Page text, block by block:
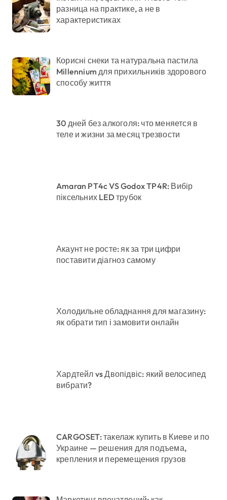
разница на практике, а не в
характеристиках
Корисні снеки та натуральна пастила
Millennium для прихильників здорового
способу життя
30 дней без алкоголя: что меняется в
теле и жизни за месяц трезвости
Amaran PT4c VS Godox TP4R: Вибір
піксельних LED трубок
Акаунт не росте: як за три цифри
поставити діагноз самому
Холодильне обладнання для магазину:
як обрати тип і замовити онлайн
Хардтейл vs Двопідвіс: який велосипед
вибрати?
CARGOSET: такелаж купить в Киеве и по
Украине — решения для подъема,
крепления и перемещения грузов